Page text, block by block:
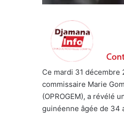
Ce mardi 31
commissaire Marie
(OPROGEM), a révélé
guinéenne âgée de 34